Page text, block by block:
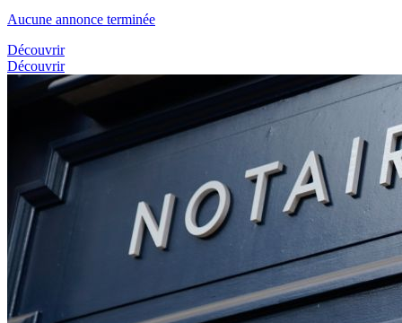
Aucune annonce terminée
Découvrir
Découvrir